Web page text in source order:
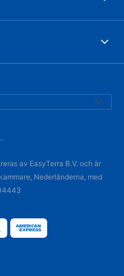
av EasyTerra B.V. och är
Nederländerna, med